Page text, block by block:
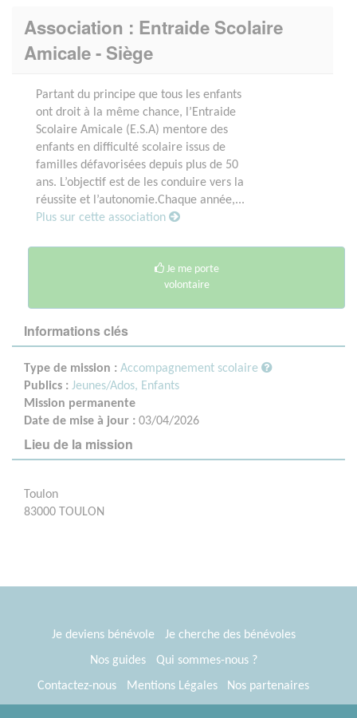
Association : Entraide Scolaire
Amicale - Siège
Partant du principe que tous les enfants
ont droit à la même chance, l’Entraide
Scolaire Amicale (E.S.A) mentore des
enfants en difficulté scolaire issus de
familles défavorisées depuis plus de 50
ans. L’objectif est de les conduire vers la
réussite et l’autonomie.Chaque année,...
Plus sur cette association
Je me porte
volontaire
Informations clés
Type de mission : Accompagnement scolaire
Publics : Jeunes/Ados, Enfants
Mission permanente
Date de mise à jour : 03/04/2026
Lieu de la mission
Toulon
83000 TOULON
Je deviens bénévole
Je cherche des bénévoles
Nos guides
Qui sommes-nous ?
Contactez-nous
Mentions Légales
Nos partenaires